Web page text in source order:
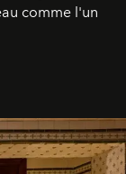
comme l'un